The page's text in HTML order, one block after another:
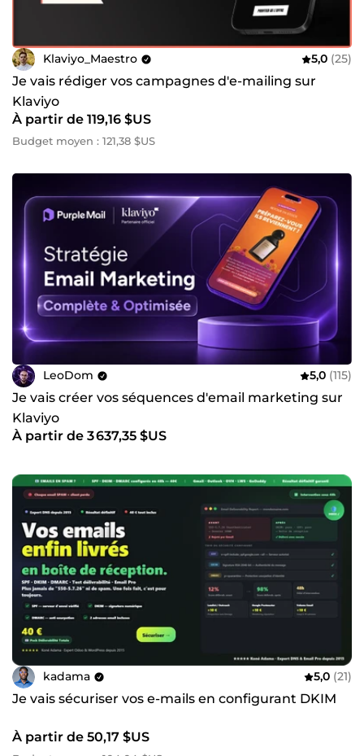
Klaviyo_Maestro 5,0 (25)
Je vais rédiger vos campagnes d'e-mailing sur
Klaviyo
À partir de 119,16 $US
Budget moyen : 121,38 $US
LeoDom 5,0 (115)
Je vais créer vos séquences d'email marketing sur
Klaviyo
À partir de 3 637,35 $US
kadama 5,0 (21)
Je vais sécuriser vos e-mails en configurant DKIM
À partir de 50,17 $US